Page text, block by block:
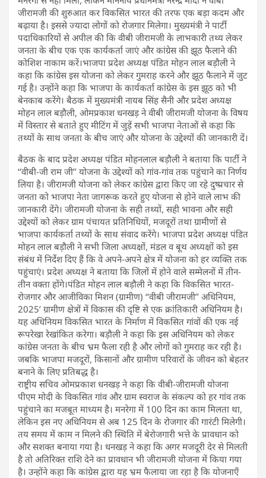
जीरामजी की शुरुआत कर विकसित भारत की तरफ एक बड़ा कदम और
बढ़ाया है। इससे ज्यादा लोगों को रोजगार मिलेगा। मुख्यमंत्री ने पार्टी
पदाधिकारियों से अपील की कि वीबी जीरामजी के लाभकारी तथ्य लेकर
जनता के बीच एक एक कार्यकर्ता जाएं और कांग्रेस की झूठ फैलाने की
कोशिश नाकाम करें।भाजपा प्रदेश अध्यक्ष पंडित मोहन लाल बड़ौली ने
कहा कि कांग्रेस इस योजना को लेकर गुमराह करने और झूठ फैलाने में जुट
गई है। उन्होंने कहा कि भाजपा के कार्यकर्ता कांग्रेस के इस झूठ को भी
बेनकाब करेंगे। बैठक में मुख्यमंत्री नायब सिंह सैनी और प्रदेश अध्यक्ष
मोहन लाल बड़ौली, ओमप्रकाश धनखड़ ने वीबी जीरामजी योजना के विषय
में विस्तार से बताते हुए मीटिंग में जुड़ें सभी भाजपा नेताओं से कहा कि
तथ्यों के साथ जनता के बीच जाएं और योजना के उद्देश्यों की जानकारी दें।
बैठक के बाद प्रदेश अध्यक्ष पंडित मोहनलाल बड़ौली ने बताया कि पार्टी ने
‘‘वीबी-जी राम जी’’ योजना के उद्देश्यों को गांव-गांव तक पहुंचाने का निर्णय
लिया है। जीरामजी योजना को लेकर कांग्रेस द्वारा किए जा रहे दुष्प्रचार से
जनता को भाजपा नेता जागरूक करते हुए योजना से होने वाले लाभ की
जानकारी देंगे। जीरामजी योजना के सही तथ्यों, सही भावना और सही
उद्देश्यों को लेकर ग्राम पंचायत प्रतिनिधियों, मजदूरों तथा ग्रामीणों से
भाजपा कार्यकर्ता तथ्यों के साथ संवाद करेंगे। भाजपा प्रदेश अध्यक्ष पंडित
मोहन लाल बड़ौली ने सभी जिला अध्यक्षों, मंडल व बूथ अध्यक्षों को इस
संबंध में निर्देश दिए हैं कि वे अपने-अपने क्षेत्र में योजना को हर व्यक्ति तक
पहुंचाएं। प्रदेश अध्यक्ष ने बताया कि जिलों में होने वाले सम्मेलनों में तीन-
तीन वक्ता होंगे।पंडित मोहन लाल बड़ौली ने कहा कि विकसित भारत-
रोजगार और आजीविका मिशन (ग्रामीण) ‘‘वीबी जीरामजी’’ अधिनियम,
2025’ ग्रामीण क्षेत्रों में विकास की दृष्टि से एक क्रांतिकारी अधिनियम है।
यह अधिनियम विकसित भारत के निर्माण में विकसित गांवों की एक नई
रूपरेखा रेखांकित करेगा। बड़ौली ने कहा कि इस अधिनियम को लेकर
कांग्रेस जनता के बीच भ्रम फैला रही है और लोगों को गुमराह कर रही है।
जबकि भाजपा मजदूरों, किसानों और ग्रामीण परिवारों के जीवन को बेहतर
बनाने के लिए प्रतिबद्ध है।
राष्ट्रीय सचिव ओमप्रकाश धनखड़ ने कहा कि वीबी-जीरामजी योजना
पीएम मोदी के विकसित गांव और ग्राम स्वराज के संकल्प को हर गांव तक
पहुंचाने का मजबूत माध्यम है। मनरेगा में 100 दिन का काम मिलता था,
लेकिन इस नए अधिनियम से अब 125 दिन के रोजगार की गारंटी मिलेगी।
तय समय में काम न मिलने की स्थिति में बेरोजगारी भत्ते के प्रावधान को
और सशक्त बनाया गया है। धनखड़ ने कहा कि अगर मजदूरी देर से मिलती
है तो अतिरिक्त राशि देने का प्रावधान भी जीरामजी योजना में किया गया
है। उन्होंने कहा कि कांग्रेस द्वारा यह भ्रम फैलाया जा रहा है कि योजनाएँ